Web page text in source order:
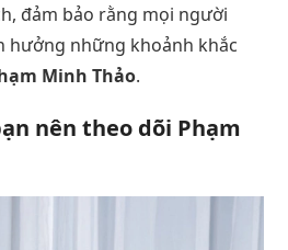
đảm bảo rằng mọi người
hưởng những khoảnh khắc
Minh Thảo.
nên theo dõi Phạm